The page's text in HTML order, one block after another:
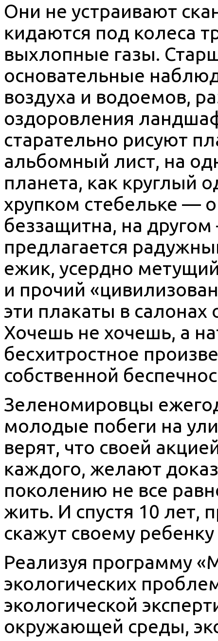
Они не устраивают
кидаются под колеса
выхлопные газы.
основательные
воздуха и водоемов,
оздоровления
старательно рисуют
альбомный лист, на
планета, как круглый
хрупком стебельке —
беззащитна, на
предлагается
ежик, усердно
и прочий
эти плакаты в салонах
Хочешь не хочешь, а
бесхитростное
собственной
Зеленомировцы
молодые побеги на
верят, что своей
каждого, желают
поколению не все
жить. И спустя 10 лет,
скажут своему
Реализуя программу
экологических
экологической
окружающей среды,